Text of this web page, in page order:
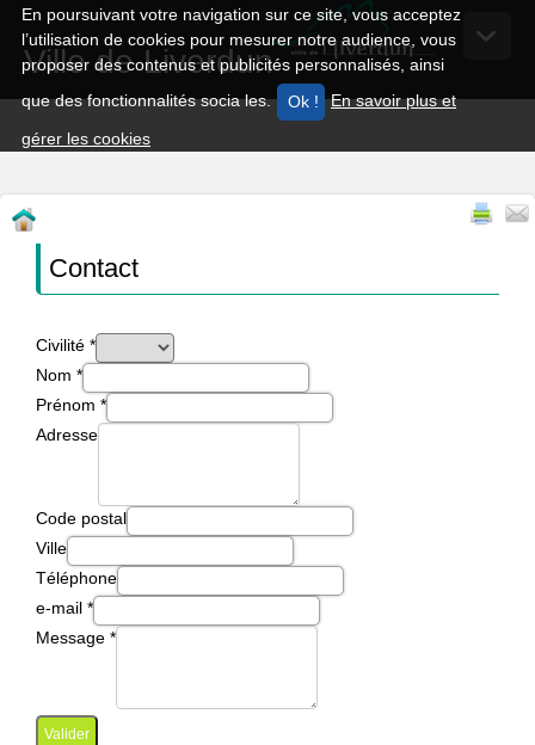
En poursuivant votre navigation sur ce site, vous acceptez
l’utilisation de cookies pour mesurer notre audience, vous
proposer des contenus et publicités personnalisés, ainsi
que des fonctionnalités socia les.
En savoir plus et
gérer les cookies
Ville de Liverdun
Contact
Civilité *
Nom *
Prénom *
Adresse
Code postal
Ville
Téléphone
e-mail *
Message *
Valider